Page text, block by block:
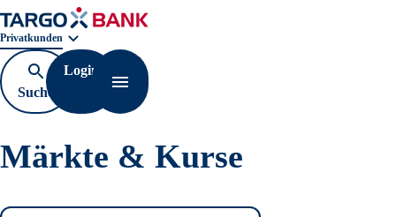
Geschäftsbereichnavigation. Aktuelle Auswahl:
Privatkunden
Suche
öffnen
Login
Navigation öffnen
Märkte & Kurse